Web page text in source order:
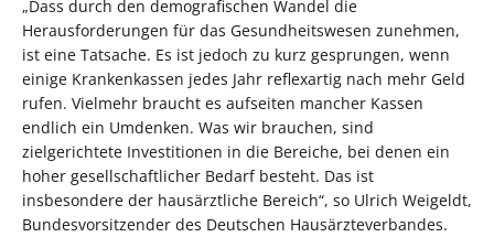
„Dass durch den demografischen Wandel die
Herausforderungen für das Gesundheitswesen zunehmen,
ist eine Tatsache. Es ist jedoch zu kurz gesprungen, wenn
einige Krankenkassen jedes Jahr reflexartig nach mehr Geld
rufen. Vielmehr braucht es aufseiten mancher Kassen
endlich ein Umdenken. Was wir brauchen, sind
zielgerichtete Investitionen in die Bereiche, bei denen ein
hoher gesellschaftlicher Bedarf besteht. Das ist
insbesondere der hausärztliche Bereich“, so Ulrich Weigeldt,
Bundesvorsitzender des Deutschen Hausärzteverbandes.